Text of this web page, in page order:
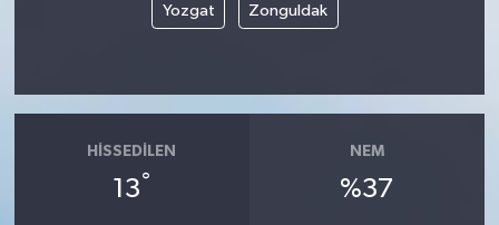
Yozgat Zonguldak
HISSEDILEN
13°
NEM
%37